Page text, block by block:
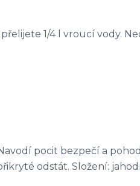
1/4 l vroucí vody.
pocit bezpečí a
odstát. Složení: